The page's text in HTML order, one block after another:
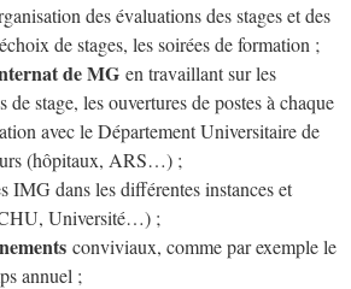
des évaluations des stages et des
de stages, les soirées de formation ;
de MG en travaillant sur les
de stage, les ouvertures de postes à chaque
avec le Département Universitaire de
(hôpitaux, ARS…) ;
IMG dans les différentes instances et
Université…) ;
conviviaux, comme par exemple le
annuel ;